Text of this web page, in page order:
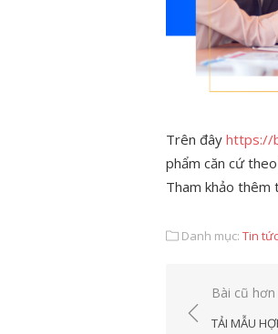
Trên đây https://
phẩm căn cứ
Tham khảo thêm
Danh mục: Tin tức
Điều
hướng
Bài cũ hơn
TẢI MẪU